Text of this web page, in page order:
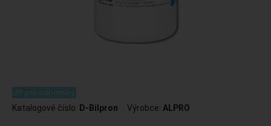
ZP pro odborníky
Katalogové číslo: D-Bilpron Výrobce: ALPRO